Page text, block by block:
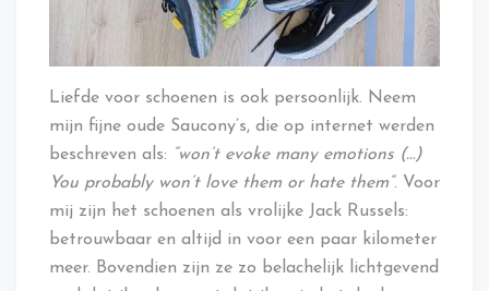
Liefde voor schoenen is ook persoonlijk. Neem
mijn fijne oude Saucony’s, die op internet werden
beschreven als: “won’t evoke many emotions (…)
You probably won’t love them or hate them”. Voor
mij zijn het schoenen als vrolijke Jack Russels:
betrouwbaar en altijd in voor een paar kilometer
meer. Bovendien zijn ze zo belachelijk lichtgevend